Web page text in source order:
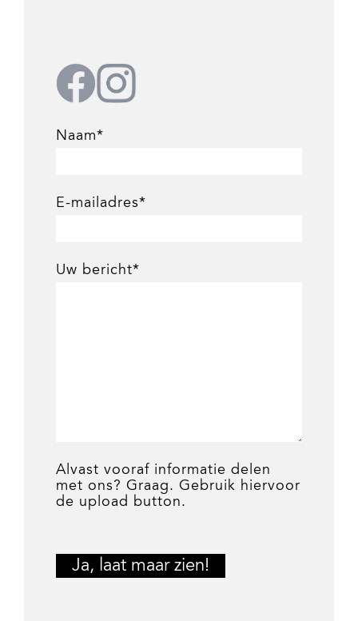
Naam*
E-mailadres*
Uw bericht*
Alvast vooraf informatie delen
met ons? Graag. Gebruik hiervoor
de upload button.